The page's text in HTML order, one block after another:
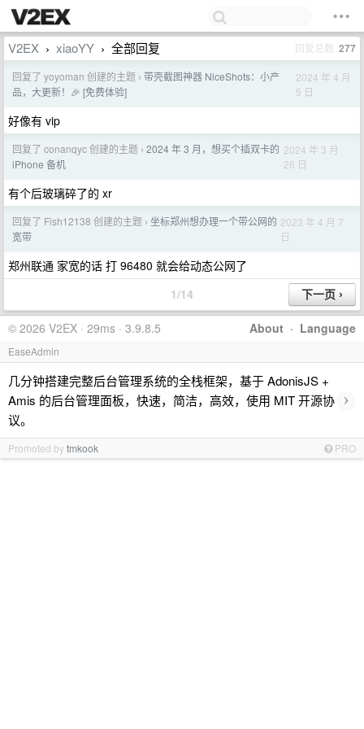
V2EX › xiaoYY › 全部回复 回复总数 277
回复了 yoyoman 创建的主题 › 带壳截图神器 NiceShots：小产
品，大更新！🎉 [免费体验]
2024 年 4 月
5 日
好像有 vip
回复了 conanqyc 创建的主题 › 2024 年 3 月，想买个插双卡的
iPhone 备机
2024 年 3 月
26 日
有个后玻璃碎了的 xr
回复了 Fish12138 创建的主题 › 坐标郑州想办理一个带公网的
宽带
2023 年 4 月 7
日
郑州联通 家宽的话 打 96480 就会给动态公网了
1/14
About · Language
© 2026 V2EX · 29ms · 3.9.8.5
EaseAdmin
几分钟搭建完整后台管理系统的全栈框架，基于 AdonisJS +
Amis 的后台管理面板，快速，简洁，高效，使用 MIT 开源协
议。
›
Promoted bytmkook PRO